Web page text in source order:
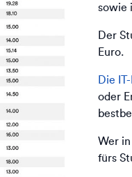
sowie
Der
Euro.
Die
oder
Wer
fürs